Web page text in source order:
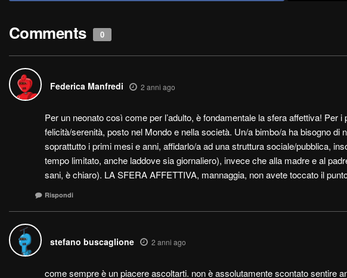
Comments 0
Federica Manfredi 2 anni ago
Per un neonato così come per l’adulto, è fondamentale la sfera affettiva! Per
felicità/serenità, posto nel Mondo e nella società. Un/a bimbo/a ha bisogno
soprattutto i primi mesi e anni, affidarlo/a ad una struttura sociale/pubblica,
tempo limitato, anche laddove sia giornaliero), invece che alla madre e al
sani, è chiaro). LA SFERA AFFETTIVA, mannaggia, non avete toccato il
Rispondi
stefano buscaglione 2 anni ago
come sempre è un piacere ascoltarti. non è assolutamente scontato sentire